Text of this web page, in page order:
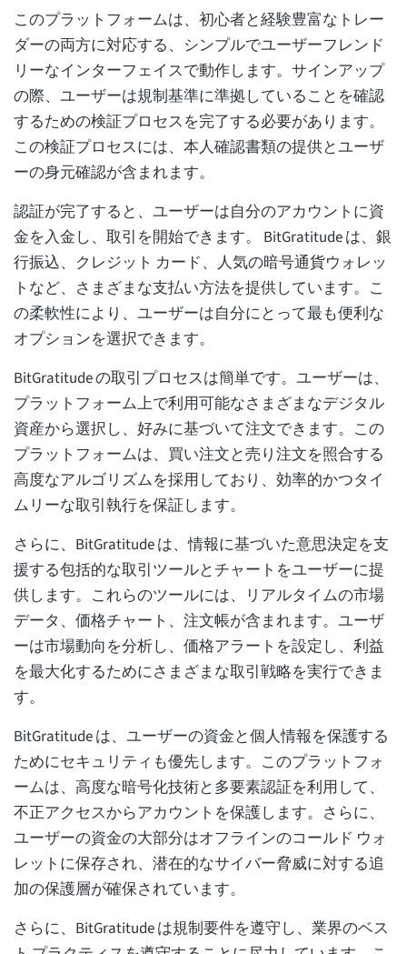
このプラットフォームは、初心者と経験豊富なトレー
ダーの両方に対応する、シンプルでユーザーフレンド
リーなインターフェイスで動作します。サインアップ
の際、ユーザーは規制基準に準拠していることを確認
するための検証プロセスを完了する必要があります。
この検証プロセスには、本人確認書類の提供とユーザ
ーの身元確認が含まれます。
認証が完了すると、ユーザーは自分のアカウントに資
金を入金し、取引を開始できます。 BitGratitude は、銀
行振込、クレジット カード、人気の暗号通貨ウォレッ
トなど、さまざまな支払い方法を提供しています。こ
の柔軟性により、ユーザーは自分にとって最も便利な
オプションを選択できます。
BitGratitude の取引プロセスは簡単です。ユーザーは、
プラットフォーム上で利用可能なさまざまなデジタル
資産から選択し、好みに基づいて注文できます。この
プラットフォームは、買い注文と売り注文を照合する
高度なアルゴリズムを採用しており、効率的かつタイ
ムリーな取引執行を保証します。
さらに、BitGratitude は、情報に基づいた意思決定を支
援する包括的な取引ツールとチャートをユーザーに提
供します。これらのツールには、リアルタイムの市場
データ、価格チャート、注文帳が含まれます。ユーザ
ーは市場動向を分析し、価格アラートを設定し、利益
を最大化するためにさまざまな取引戦略を実行できま
す。
BitGratitude は、ユーザーの資金と個人情報を保護する
ためにセキュリティも優先します。このプラットフォ
ームは、高度な暗号化技術と多要素認証を利用して、
不正アクセスからアカウントを保護します。さらに、
ユーザーの資金の大部分はオフラインのコールド ウォ
レットに保存され、潜在的なサイバー脅威に対する追
加の保護層が確保されています。
さらに、BitGratitude は規制要件を遵守し、業界のベス